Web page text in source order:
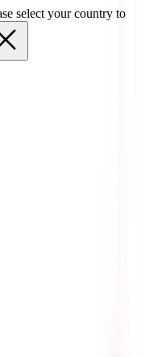
select your country to